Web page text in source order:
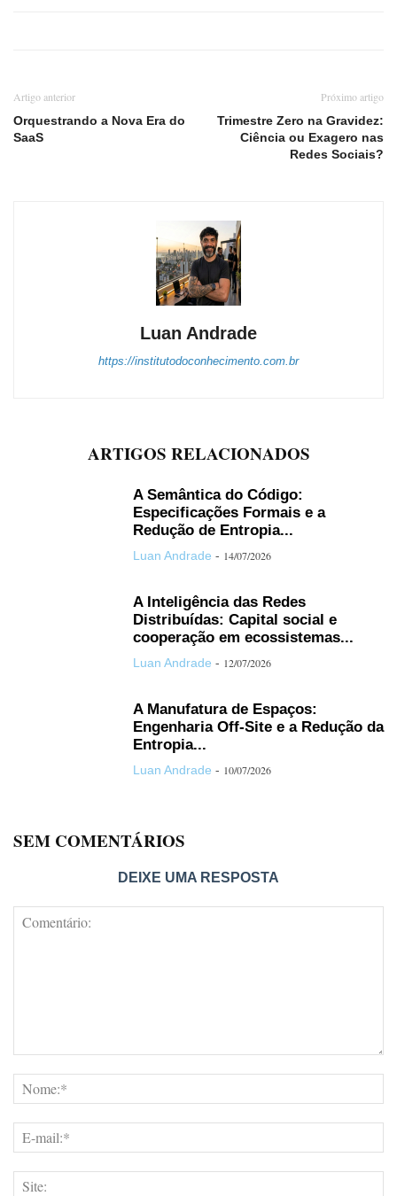
Artigo anterior
Orquestrando a Nova Era do
SaaS
Próximo artigo
Trimestre Zero na Gravidez:
Ciência ou Exagero nas
Redes Sociais?
Luan Andrade
https://institutodoconhecimento.com.br
ARTIGOS RELACIONADOS
A Semântica do Código:
Especificações Formais e a
Redução de Entropia...
Luan Andrade - 14/07/2026
A Inteligência das Redes
Distribuídas: Capital social e
cooperação em ecossistemas...
Luan Andrade - 12/07/2026
A Manufatura de Espaços:
Engenharia Off-Site e a Redução da
Entropia...
Luan Andrade - 10/07/2026
SEM COMENTÁRIOS
DEIXE UMA RESPOSTA